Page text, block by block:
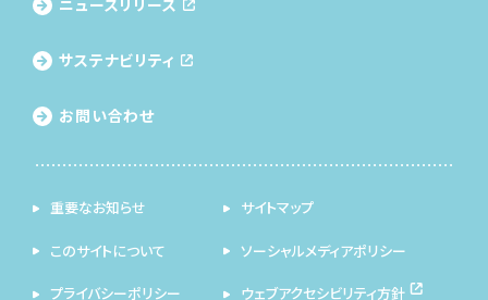
サステナビリティ
お問い合わせ
重要なお知らせ サイトマップ
このサイトについて ソーシャルメディアポリシー
プライバシーポリシー ウェブアクセシビリティ方針